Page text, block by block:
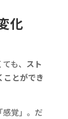
化
も、 スト
ことができ
覚」。だ